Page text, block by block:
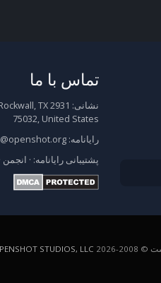
تماس با ما
نشانی:
Rockwall, TX
75032, United States
رایانامه:
پشتیبانی رایانامه: · انجمن
STUDIOS, LLC